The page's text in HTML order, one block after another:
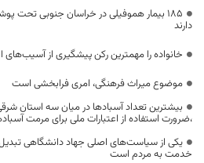
۱۸۵ بیمار هموفیلی در خراسان جنوبی
دارند
خانواده را مهمترین رکن پیشگیری از آسیب‌های
موضوع میراث فرهنگی، امری فرابخشی است
بیشترین تعداد آسبادها در میان سه استان
،ضرورت استفاده از اعتبارات ملی برای مرمت
یکی از سیاست‌های اصلی جهاد دانشگاهی
خدمت به مردم است